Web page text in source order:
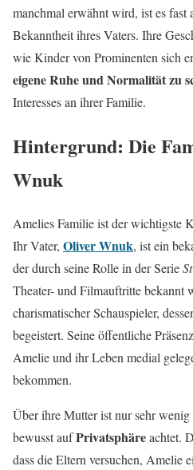
manchmal erwähnt wird, ist es fast
Bekanntheit ihres Vaters. Ihre
wie Kinder von Prominenten sich
eigene Ruhe und Normalität zu
Interesses an ihrer Familie.
Hintergrund: Die
Wnuk
Amelies Familie ist der wichtigste
Ihr Vater, Oliver Wnuk, ist ein
der durch seine Rolle in der Serie
Theater- und Filmauftritte bekannt
charismatischer Schauspieler,
begeistert. Seine öffentliche
Amelie und ihr Leben medial
bekommen.
Über ihre Mutter ist nur sehr
bewusst aufPrivatsphäreachtet.
dass die Eltern versuchen, Amelie